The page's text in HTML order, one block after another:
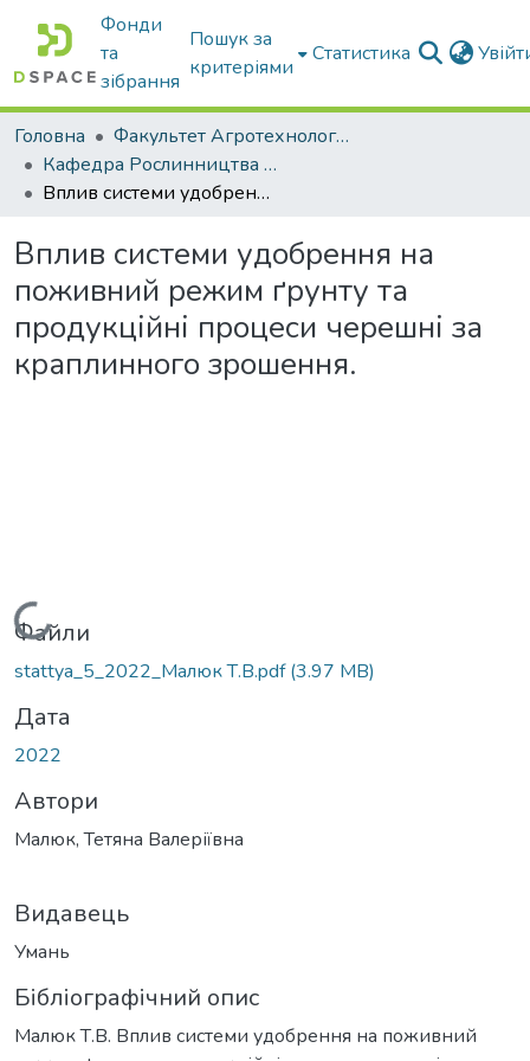
Фонди
та
зібрання
Пошук за
критеріями
Статистика
Головна
Факультет Агротехнологій та екології
Кафедра Рослинництва та садівництва ім. професора В.В. Калитки
Вплив системи удобрення на поживний режим ґрунту та продукційні процеси черешні за краплинного зрошення.
Вплив системи удобрення на
поживний режим ґрунту та
продукційні процеси черешні за
краплинного зрошення.
Вантажиться...
Файли
stattya_5_2022_Maлюк Т.В.pdf(3.97 MB)
Дата
2022
Автори
Малюк, Тетяна Валеріївна
Видавець
Умань
Бібліографічний опис
Малюк Т.В. Вплив системи удобрення на поживний